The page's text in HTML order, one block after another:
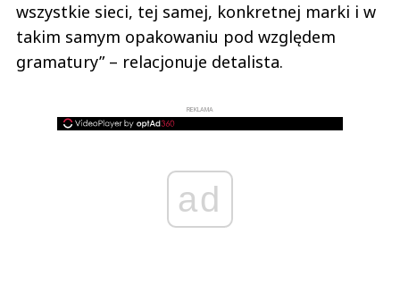
wszystkie sieci, tej samej, konkretnej marki i w
takim samym opakowaniu pod względem
gramatury” – relacjonuje detalista.
REKLAMA
ad